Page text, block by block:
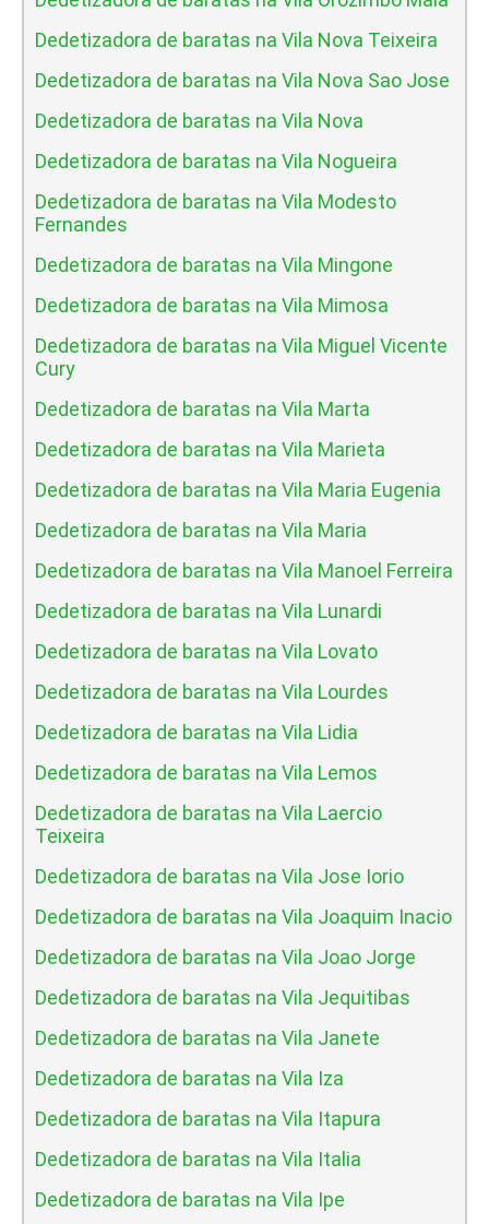
Dedetizadora de baratas na Vila Nova Teixeira
Dedetizadora de baratas na Vila Nova Sao Jose
Dedetizadora de baratas na Vila Nova
Dedetizadora de baratas na Vila Nogueira
Dedetizadora de baratas na Vila Modesto
Fernandes
Dedetizadora de baratas na Vila Mingone
Dedetizadora de baratas na Vila Mimosa
Dedetizadora de baratas na Vila Miguel Vicente
Cury
Dedetizadora de baratas na Vila Marta
Dedetizadora de baratas na Vila Marieta
Dedetizadora de baratas na Vila Maria Eugenia
Dedetizadora de baratas na Vila Maria
Dedetizadora de baratas na Vila Manoel Ferreira
Dedetizadora de baratas na Vila Lunardi
Dedetizadora de baratas na Vila Lovato
Dedetizadora de baratas na Vila Lourdes
Dedetizadora de baratas na Vila Lidia
Dedetizadora de baratas na Vila Lemos
Dedetizadora de baratas na Vila Laercio
Teixeira
Dedetizadora de baratas na Vila Jose Iorio
Dedetizadora de baratas na Vila Joaquim Inacio
Dedetizadora de baratas na Vila Joao Jorge
Dedetizadora de baratas na Vila Jequitibas
Dedetizadora de baratas na Vila Janete
Dedetizadora de baratas na Vila Iza
Dedetizadora de baratas na Vila Itapura
Dedetizadora de baratas na Vila Italia
Dedetizadora de baratas na Vila Ipe